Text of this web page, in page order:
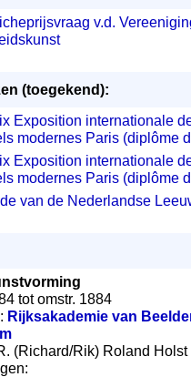
v.d.
(toegekend):
Exposition internationale
modernes Paris (diplôme
Exposition internationale
modernes Paris (diplôme
van de Nederlandse
tot omstr. 1884
Rijksakademie van
(Richard/Rik) Roland Holst